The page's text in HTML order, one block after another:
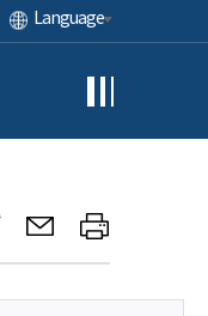
Language